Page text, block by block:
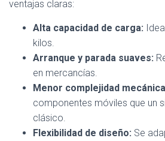
ventajas claras:
Alta capacidad de carga:
kilos.
Arranque y parada suaves:
en mercancías.
Menor complejidad
componentes móviles que un
clásico.
Flexibilidad de diseño: Se